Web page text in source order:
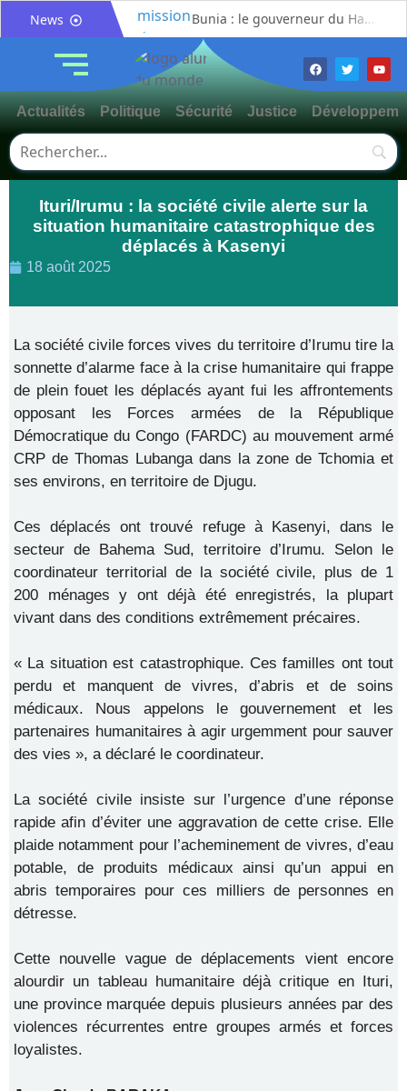
News
Bunia : le gouverneur du Haut-Uélé, Jean Bakomito Gambu, en mission de travail pour renforcer la coordination sécuritaire et sanitaire avec l’Ituri
Bunia : l’AIDAC-ASBL organise une prière d’action de grâce en l’honneur des finalistes musulmans admis à l’Examen d’État édition 2026
Ituri : un centre de traitement Ebola de plus de 100 lits ouvre ses portes pour renforcer la riposte
Ituri / Riposte contre Ebola : World Vision forme 50 leaders religieux à Bunia pour transformer la foi en actions contre Ebola
Djugu : l’ASADS et ALCAM sensibilisent près de 300 déplacés de Plaine Savo sur la protection des enfants et la cohésion sociale
Météo : une journée partiellement ensoleillée avec un risque d’orages ce vendredi à Bunia
Nord-Kivu : la MONUSCO évacue deux rescapés d’un crash aérien et rapatrie le corps d’une victime à Beni
Actualités Politique Sécurité Justice
Ituri/Irumu : la société civile alerte sur la
situation humanitaire catastrophique des
déplacés à Kasenyi
18 août 2025
La société civile forces vives du territoire d’Irumu tire la
sonnette d’alarme face à la crise humanitaire qui frappe
de plein fouet les déplacés ayant fui les affrontements
opposant les Forces armées de la République
Démocratique du Congo (FARDC) au mouvement armé
CRP de Thomas Lubanga dans la zone de Tchomia et
ses environs, en territoire de Djugu.
Ces déplacés ont trouvé refuge à Kasenyi, dans le
secteur de Bahema Sud, territoire d’Irumu. Selon le
coordinateur territorial de la société civile, plus de 1
200 ménages y ont déjà été enregistrés, la plupart
vivant dans des conditions extrêmement précaires.
« La situation est catastrophique. Ces familles ont tout
perdu et manquent de vivres, d’abris et de soins
médicaux. Nous appelons le gouvernement et les
partenaires humanitaires à agir urgemment pour sauver
des vies », a déclaré le coordinateur.
La société civile insiste sur l’urgence d’une réponse
rapide afin d’éviter une aggravation de cette crise. Elle
plaide notamment pour l’acheminement de vivres, d’eau
potable, de produits médicaux ainsi qu’un appui en
abris temporaires pour ces milliers de personnes en
détresse.
Cette nouvelle vague de déplacements vient encore
alourdir un tableau humanitaire déjà critique en Ituri,
une province marquée depuis plusieurs années par des
violences récurrentes entre groupes armés et forces
loyalistes.